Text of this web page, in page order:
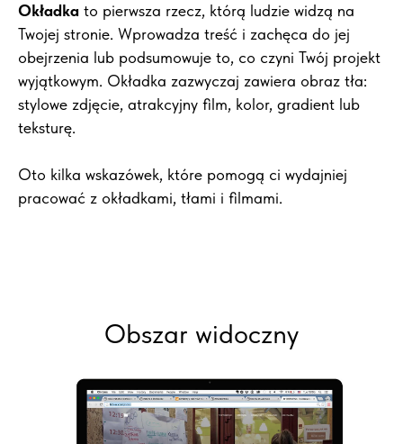
Okładka to pierwsza rzecz, którą ludzie widzą na
Twojej stronie. Wprowadza treść i zachęca do jej
obejrzenia lub podsumowuje to, co czyni Twój projekt
wyjątkowym. Okładka zazwyczaj zawiera obraz tła:
stylowe zdjęcie, atrakcyjny film, kolor, gradient lub
teksturę.
Oto kilka wskazówek, które pomogą ci wydajniej
pracować z okładkami, tłami i filmami.
Obszar widoczny